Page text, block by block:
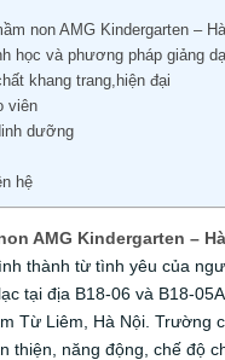
non AMG Kindergarten –
học và phương pháp giảng
khang trang,hiện đại
viên
dưỡng
hệ
AMG Kindergarten –
thành từ tình yêu của
tại địa B18-06 và B18-
Từ Liêm, Hà Nội. Trường
thiện, năng động, chế độ